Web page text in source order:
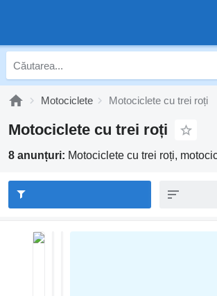
Motociclete Motociclete cu trei roți
Motociclete cu trei roți
8 anunțuri: Motociclete cu trei roți,